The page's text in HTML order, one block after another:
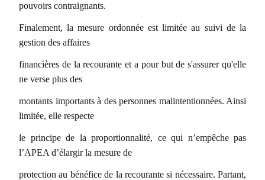
pouvoirs contraignants.
Finalement, la mesure ordonnée est limitée au suivi de la
gestion des affaires
financières de la recourante et a pour but de s'assurer qu'elle
ne verse plus des
montants importants à des personnes malintentionnées. Ainsi
limitée, elle respecte
le principe de la proportionnalité, ce qui n’empêche pas
l’APEA d’élargir la mesure de
protection au bénéfice de la recourante si nécessaire. Partant,